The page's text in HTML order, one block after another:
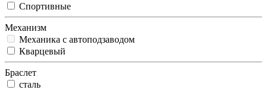
Спортивные
Механизм
Механика с автоподзаводом
Кварцевый
Браслет
сталь